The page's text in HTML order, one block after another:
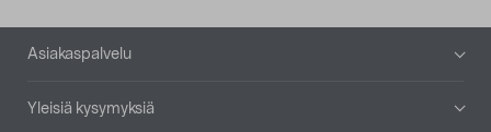
Alatunniste
Asiakaspalvelu
Yleisiä kysymyksiä